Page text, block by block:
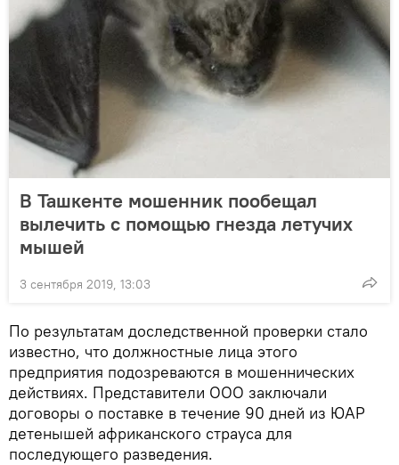
В Ташкенте мошенник пообещал
вылечить с помощью гнезда летучих
мышей
3 сентября 2019, 13:03
По результатам доследственной проверки стало
известно, что должностные лица этого
предприятия подозреваются в мошеннических
действиях. Представители ООО заключали
договоры о поставке в течение 90 дней из ЮАР
детенышей африканского страуса для
последующего разведения.